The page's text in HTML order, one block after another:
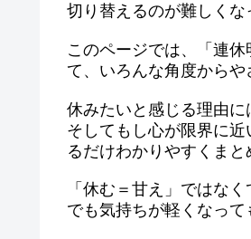
切り替えるのが難しくな
このページでは、「連
て、いろんな角度からや
休みたいと感じる理由に
そしてもし心が限界に
るだけわかりやすくまと
「休む＝甘え」ではな
でも気持ちが軽くなって